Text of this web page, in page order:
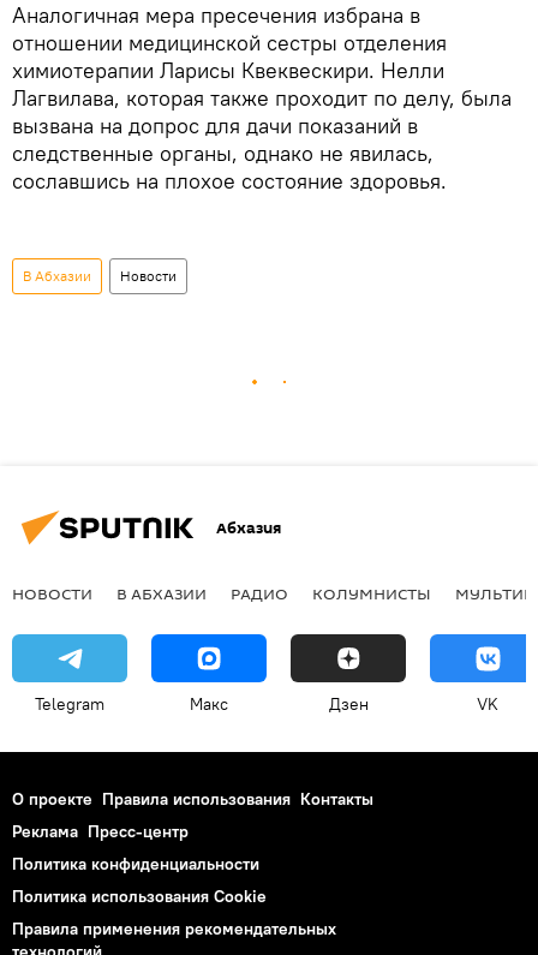
Аналогичная мера пресечения избрана в
отношении медицинской сестры отделения
химиотерапии Ларисы Квеквескири. Нелли
Лагвилава, которая также проходит по делу, была
вызвана на допрос для дачи показаний в
следственные органы, однако не явилась,
сославшись на плохое состояние здоровья.
В Абхазии Новости
Абхазия
НОВОСТИ В АБХАЗИИ РАДИО КОЛУМНИСТЫ
Telegram Макс Дзен VK
О проекте Правила использования Контакты
Реклама Пресс-центр
Политика конфиденциальности
Политика использования Cookie
Правила применения рекомендательных